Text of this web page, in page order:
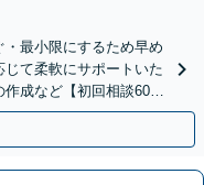
・最小限にするため早め
て柔軟にサポートいた
成など【初回相談60分